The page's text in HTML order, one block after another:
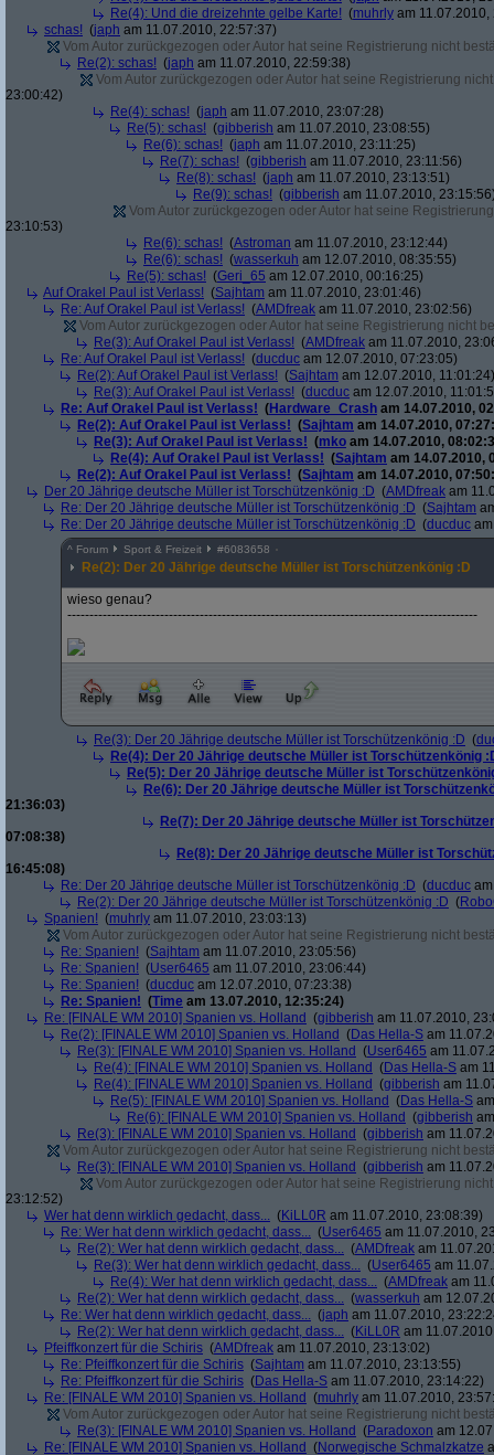
Re(4): Und die dreizehnte gelbe Karte! (muhrly am 11.07.2010,
schas! (japh am 11.07.2010, 22:57:37)
Vom Autor zurückgezogen oder Autor hat seine Registrierung nicht
Re(2): schas! (japh am 11.07.2010, 22:59:38)
Vom Autor zurückgezogen oder Autor hat seine Registrierung
23:00:42)
Re(4): schas! (japh am 11.07.2010, 23:07:28)
Re(5): schas! (gibberish am 11.07.2010, 23:08:55)
Re(6): schas! (japh am 11.07.2010, 23:11:25)
Re(7): schas! (gibberish am 11.07.2010, 23:11:56)
Re(8): schas! (japh am 11.07.2010, 23:13:51)
Re(9): schas! (gibberish am 11.07.2010,
Vom Autor zurückgezogen oder Autor hat seine
23:10:53)
Re(6): schas! (Astroman am 11.07.2010, 23:12:44)
Re(6): schas! (wasserkuh am 12.07.2010, 08:35:55)
Re(5): schas! (Geri_65 am 12.07.2010, 00:16:25)
Auf Orakel Paul ist Verlass! (Sajhtam am 11.07.2010, 23:01:46)
Re: Auf Orakel Paul ist Verlass! (AMDfreak am 11.07.2010, 23:02:56)
Vom Autor zurückgezogen oder Autor hat seine Registrierung nicht
Re(3): Auf Orakel Paul ist Verlass! (AMDfreak am 11.07.2010,
Re: Auf Orakel Paul ist Verlass! (ducduc am 12.07.2010, 07:23:05)
Re(2): Auf Orakel Paul ist Verlass! (Sajhtam am 12.07.2010, 11:01:24)
Re(3): Auf Orakel Paul ist Verlass! (ducduc am 12.07.2010,
Re: Auf Orakel Paul ist Verlass! (Hardware_Crash am 14.07.2010,
Re(2): Auf Orakel Paul ist Verlass! (Sajhtam am 14.07.2010,
Re(3): Auf Orakel Paul ist Verlass! (mko am 14.07.2010,
Re(4): Auf Orakel Paul ist Verlass! (Sajhtam am 14.07.2010,
Re(2): Auf Orakel Paul ist Verlass! (Sajhtam am 14.07.2010,
Der 20 Jährige deutsche Müller ist Torschützenkönig :D (AMDfreak am
Re: Der 20 Jährige deutsche Müller ist Torschützenkönig :D (Sajhtam
Re: Der 20 Jährige deutsche Müller ist Torschützenkönig :D (ducduc
^ Forum Sport & Freizeit #6083658
Re(2): Der 20 Jährige deutsche Müller ist Torschützenkönig :D
wieso genau?
---------------------------------------------------------------------------------------------
Re(3): Der 20 Jährige deutsche Müller ist Torschützenkönig :D (
Re(4): Der 20 Jährige deutsche Müller ist Torschützenkönig
Re(5): Der 20 Jährige deutsche Müller ist
Re(6): Der 20 Jährige deutsche Müller ist
21:36:03)
Re(7): Der 20 Jährige deutsche Müller ist
07:08:38)
Re(8): Der 20 Jährige deutsche Müller ist
16:45:08)
Re: Der 20 Jährige deutsche Müller ist Torschützenkönig :D (ducduc
Re(2): Der 20 Jährige deutsche Müller ist Torschützenkönig :D (
Spanien! (muhrly am 11.07.2010, 23:03:13)
Vom Autor zurückgezogen oder Autor hat seine Registrierung nicht
Re: Spanien! (Sajhtam am 11.07.2010, 23:05:56)
Re: Spanien! (User6465 am 11.07.2010, 23:06:44)
Re: Spanien! (ducduc am 12.07.2010, 07:23:38)
Re: Spanien! (Time am 13.07.2010, 12:35:24)
Re: [FINALE WM 2010] Spanien vs. Holland (gibberish am 11.07.2010,
Re(2): [FINALE WM 2010] Spanien vs. Holland (Das Hella-S am
Re(3): [FINALE WM 2010] Spanien vs. Holland (User6465 am
Re(4): [FINALE WM 2010] Spanien vs. Holland (Das Hella-S am
Re(4): [FINALE WM 2010] Spanien vs. Holland (gibberish am
Re(5): [FINALE WM 2010] Spanien vs. Holland (Das Hella-S
Re(6): [FINALE WM 2010] Spanien vs. Holland (gibberish
Re(3): [FINALE WM 2010] Spanien vs. Holland (gibberish am
Vom Autor zurückgezogen oder Autor hat seine Registrierung nicht
Re(3): [FINALE WM 2010] Spanien vs. Holland (gibberish am
Vom Autor zurückgezogen oder Autor hat seine Registrierung
23:12:52)
Wer hat denn wirklich gedacht, dass... (KiLL0R am 11.07.2010, 23:08:39)
Re: Wer hat denn wirklich gedacht, dass... (User6465 am 11.07.2010,
Re(2): Wer hat denn wirklich gedacht, dass... (AMDfreak am
Re(3): Wer hat denn wirklich gedacht, dass... (User6465 am
Re(4): Wer hat denn wirklich gedacht, dass... (AMDfreak am
Re(2): Wer hat denn wirklich gedacht, dass... (wasserkuh am
Re: Wer hat denn wirklich gedacht, dass... (japh am 11.07.2010,
Re(2): Wer hat denn wirklich gedacht, dass... (KiLL0R am
Pfeiffkonzert für die Schiris (AMDfreak am 11.07.2010, 23:13:02)
Re: Pfeiffkonzert für die Schiris (Sajhtam am 11.07.2010, 23:13:55)
Re: Pfeiffkonzert für die Schiris (Das Hella-S am 11.07.2010, 23:14:22)
Re: [FINALE WM 2010] Spanien vs. Holland (muhrly am 11.07.2010,
Vom Autor zurückgezogen oder Autor hat seine Registrierung nicht
Re(3): [FINALE WM 2010] Spanien vs. Holland (Paradoxon am
Re: [FINALE WM 2010] Spanien vs. Holland (Norwegische Schmalzkatze